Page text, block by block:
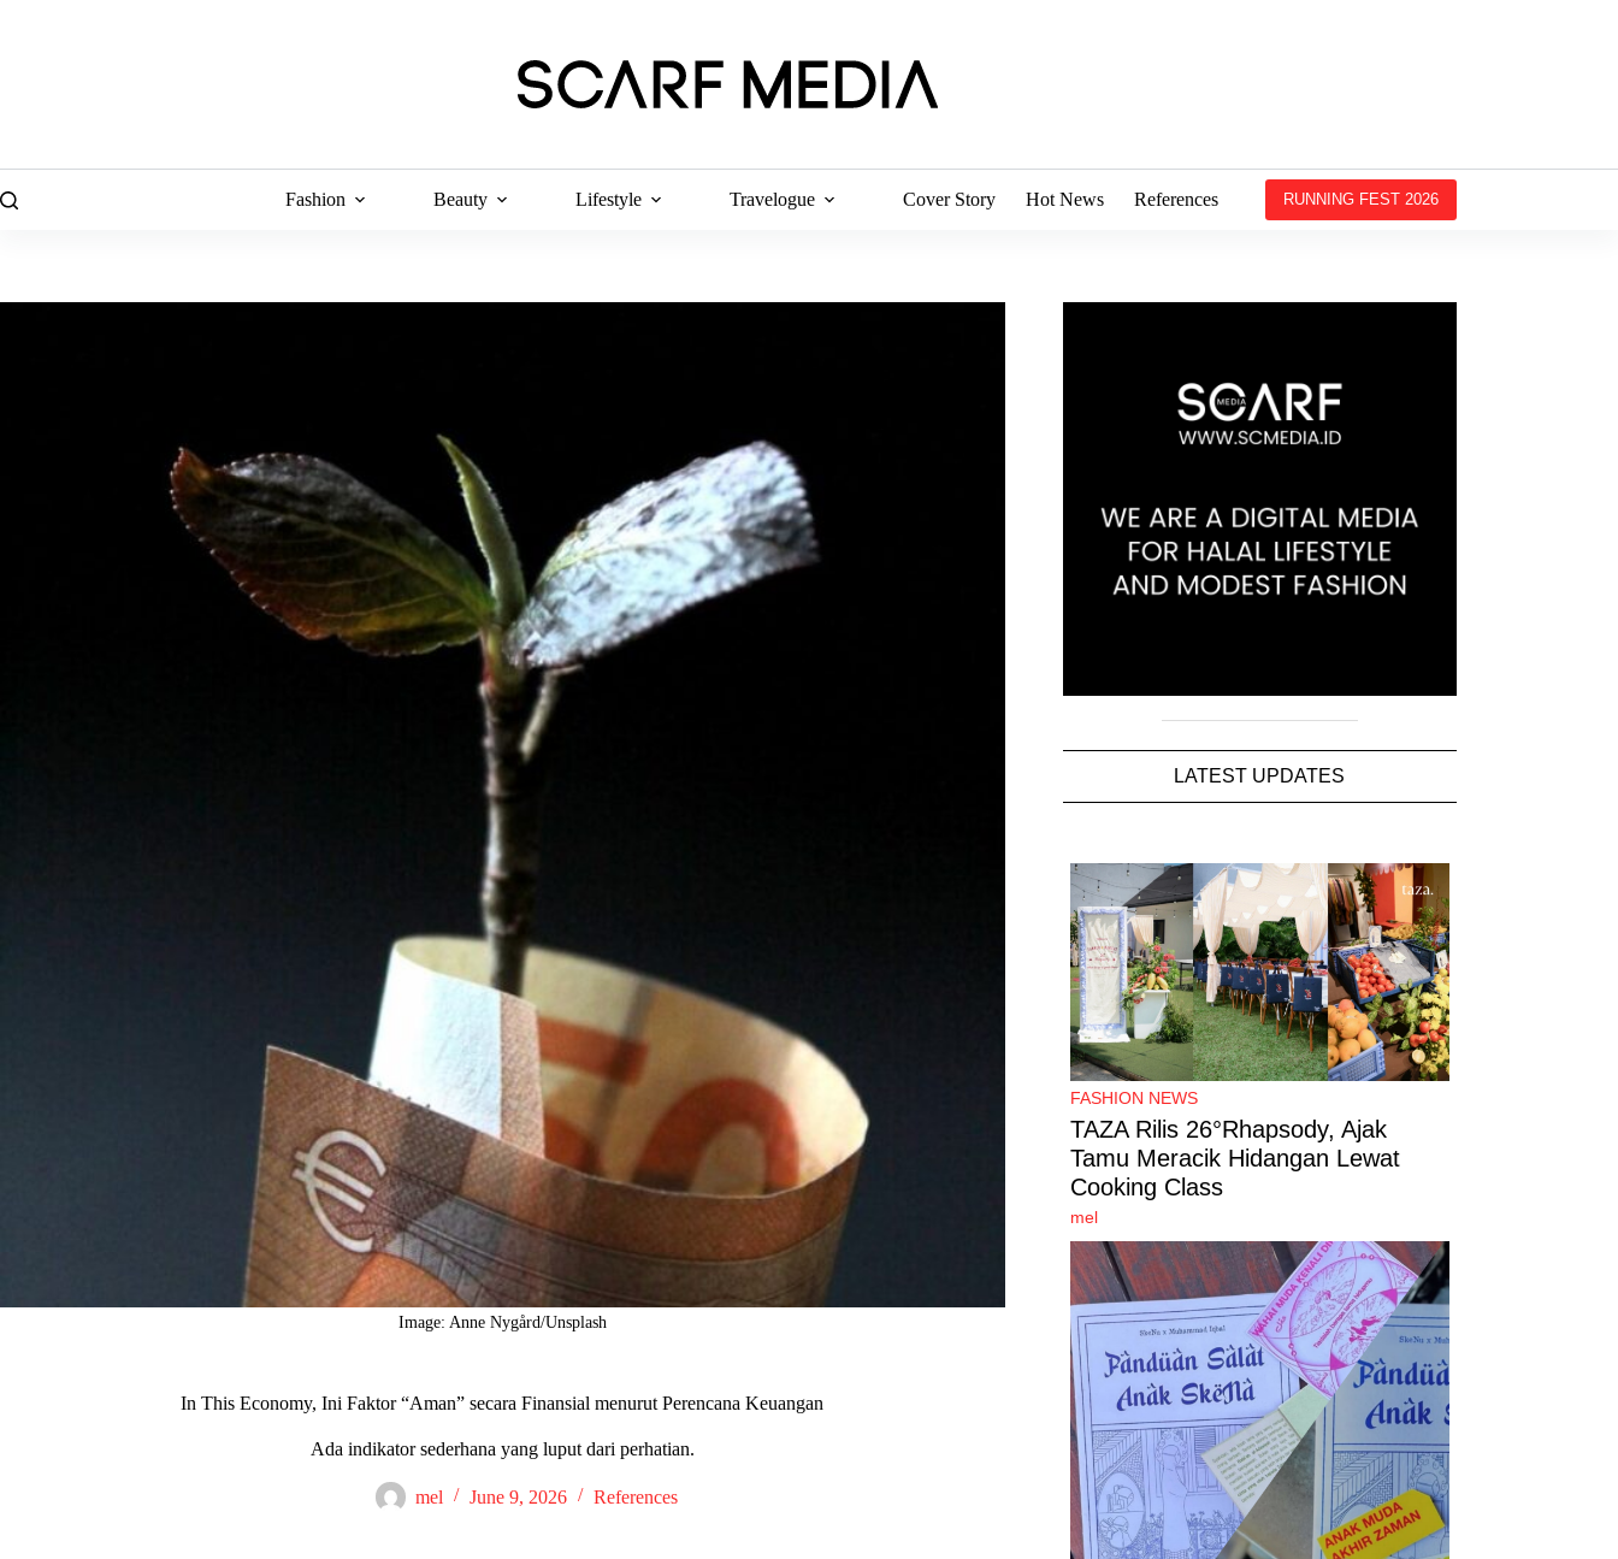
Fashion Beauty Lifestyle Travelogue Cover Story Hot News References RUNNING FEST 2026
Image: Anne Nygård/Unsplash
In This Economy, Ini Faktor “Aman” secara Finansial menurut Perencana Keuangan
Ada indikator sederhana yang luput dari perhatian.
mel June 9, 2026 References
LATEST UPDATES
FASHION NEWS
TAZA Rilis 26°Rhapsody, Ajak
Tamu Meracik Hidangan Lewat
Cooking Class
mel